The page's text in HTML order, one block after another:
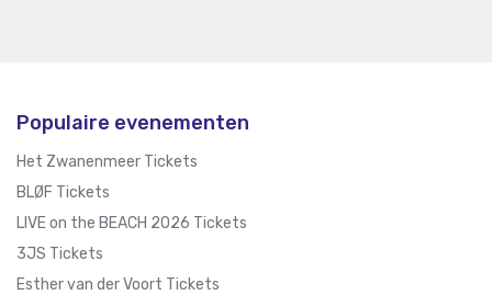
Populaire evenementen
Het Zwanenmeer Tickets
BLØF Tickets
LIVE on the BEACH 2026 Tickets
3JS Tickets
Esther van der Voort Tickets